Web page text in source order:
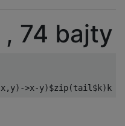
, 74 bajty
x, y)->x-y)$zip(tail $k) k